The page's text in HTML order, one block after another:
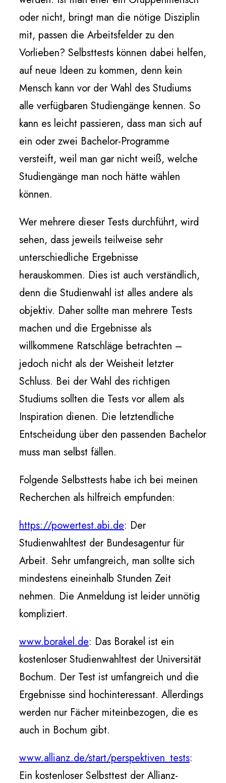
oder nicht, bringt man die nötige Disziplin
mit, passen die Arbeitsfelder zu den
Vorlieben? Selbsttests können dabei helfen,
auf neue Ideen zu kommen, denn kein
Mensch kann vor der Wahl des Studiums
alle verfügbaren Studiengänge kennen. So
kann es leicht passieren, dass man sich auf
ein oder zwei Bachelor-Programme
versteift, weil man gar nicht weiß, welche
Studiengänge man noch hätte wählen
können.
Wer mehrere dieser Tests durchführt, wird
sehen, dass jeweils teilweise sehr
unterschiedliche Ergebnisse
herauskommen. Dies ist auch verständlich,
denn die Studienwahl ist alles andere als
objektiv. Daher sollte man mehrere Tests
machen und die Ergebnisse als
willkommene Ratschläge betrachten –
jedoch nicht als der Weisheit letzter
Schluss. Bei der Wahl des richtigen
Studiums sollten die Tests vor allem als
Inspiration dienen. Die letztendliche
Entscheidung über den passenden Bachelor
muss man selbst fällen.
Folgende Selbsttests habe ich bei meinen
Recherchen als hilfreich empfunden:
https://powertest.abi.de: Der
Studienwahltest der Bundesagentur für
Arbeit. Sehr umfangreich, man sollte sich
mindestens eineinhalb Stunden Zeit
nehmen. Die Anmeldung ist leider unnötig
kompliziert.
www.borakel.de: Das Borakel ist ein
kostenloser Studienwahltest der Universität
Bochum. Der Test ist umfangreich und die
Ergebnisse sind hochinteressant. Allerdings
werden nur Fächer miteinbezogen, die es
auch in Bochum gibt.
www.allianz.de/start/perspektiven_tests:
Ein kostenloser Selbsttest der Allianz-